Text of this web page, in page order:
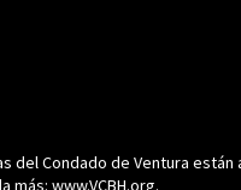
del Condado de Ventura
más: www.VCBH.org.